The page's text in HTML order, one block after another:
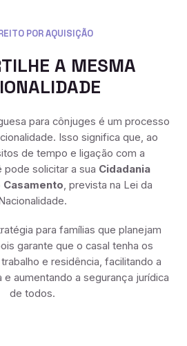
POR AQUISIÇÃO
A MESMA
para cônjuges é um processo
Isso significa que, ao
de tempo e ligação com a
solicitar a sua Cidadania
, prevista na Lei da
para famílias que planejam
garante que o casal tenha os
e residência, facilitando a
e aumentando a segurança jurídica
de todos.